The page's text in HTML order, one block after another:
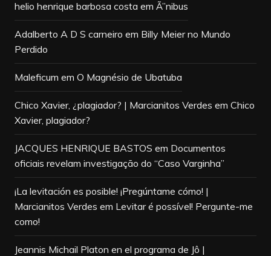
helio henrique barbosa costa em Ã”nibus
Adalberto A D S carneiro em Billy Meier no Mundo
Perdido
Maleficum em O Magnésio de Ubatuba
Chico Xavier, ¿plagiador? | Marcianitos Verdes em Chico
Xavier, plagiador?
JACQUES HENRIQUE BASTOS em Documentos
oficiais revelam investigação do “Caso Varginha”
¡La levitación es posible! ¡Pregúntame cómo! |
Marcianitos Verdes em Levitar é possível! Pergunte-me
como!
Jeannis Michail Platon en el programa de Jô |